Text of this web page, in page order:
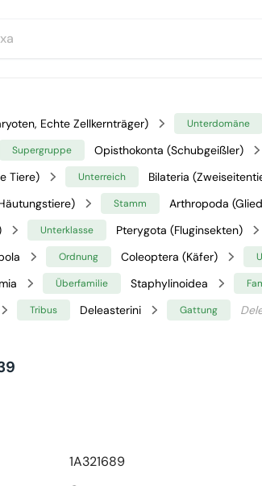
Echte Zellkernträger) Unterdomäne
Supergruppe Opisthokonta (Schubgeißler)
Tiere) Unterreich Bilateria
Stamm Arthropoda
Unterklasse Pterygota (Fluginsekten)
Ordnung Coleoptera (Käfer)
Überfamilie Staphylinoidea
Tribus Deleasterini Gattung
1A321689